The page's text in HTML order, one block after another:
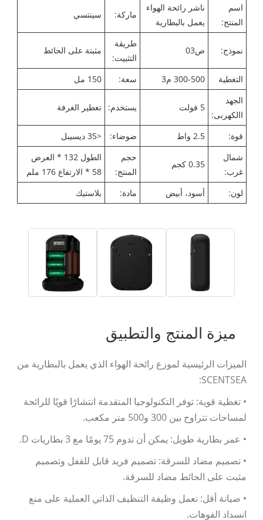
اسم
المنتج:
ناشر رائحة الهواء
يعمل بالبطارية
ماركة: سينتسي
نموذج: ص03
طريقة
التثبيت:
مثبتة على الحائط
التغطية 300-500 م3 سعة:
150 مل
الجهد
االكهربى:
5 فولت يستخدم: تعطير الغرفة
قوة: 2.5 واط ضوضاء:
<35 ديسيبل
شمال
غرب:
0.35 كجم
حجم
المنتج:
الطول 132 * العرض
58 * الارتفاع 176 ملم
لون:
أسود، أبيض مادة: بلاستيك
ميزة المنتج والتطبيق
الميزات الرئيسية لموزع رائحة الهواء الذي يعمل بالبطارية من
SCENTSEA:
• تغطية قوية: توفر التكنولوجيا المتقدمة انتشارًا قويًا للرائحة
لمساحات تتراوح بين 300 و500 متر مكعب.
• عمر بطارية طويل: يمكن أن تدوم 75 يومًا مع 3 بطاريات D.
• تصميم مضاد للسرقة: تصميم فريد قابل للقفل وتصميم
مثبت على الحائط مضاد للسرقة.
• صيانة أقل: تعمل وظيفة التنظيف الذاتي العملية على منع
انسداد الفوهات.